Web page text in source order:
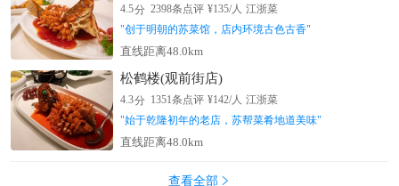
4.5分 2398条点评 ¥135/人 江浙菜
"创于明朝的苏菜馆，店内环境古色古香"
直线距离48.0km
松鹤楼(观前街店)
4.3分 1351条点评 ¥142/人 江浙菜
"始于乾隆初年的老店，苏帮菜肴地道美味"
直线距离48.0km
查看全部 